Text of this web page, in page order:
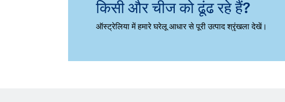
किसी और चीज को ढूंढ रहे हैं?
ऑस्ट्रेलिया में हमारे घरेलू आधार से पूरी उत्पाद श्रृंखला देखें।